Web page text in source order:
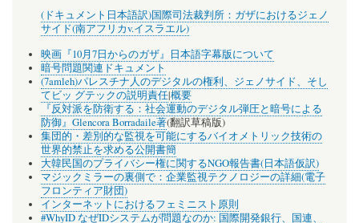
(ドキュメント日本語訳)国際司法裁判所：ガザにおけるジェノ
サイド(南アフリカv.イスラエル)
映画『10月7日からのガザ』日本語字幕版について
暗号問題関連ドキュメント
(7amleh)パレスチナ人のデジタルの権利、ジェノサイド、そし
てビッ グテックの説明責任|概要
『反対派を防衛する：社会運動のデジタル弾圧と暗号による
防御』Glencora Borradaile著(翻訳草稿版)
集団的・差別的な監視を可能にするバイオメトリック技術の
世界的禁止を求める公開書簡
大韓民国のプライバシー権に関するNGO報告書(日本語仮訳)
マジックミラーの裏側で：企業監視テクノロジーの詳細(電子
フロンティア財団)
インターネットにおけるフェミニスト原則
#WhyID なぜIDシステムが問題なのか: 国際開発銀行、国連、